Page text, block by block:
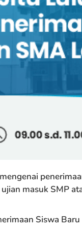
masuk SMP
Siswa